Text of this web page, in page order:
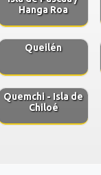
Hanga Roa
Queilén
Quemchi - Isla de
Chiloé